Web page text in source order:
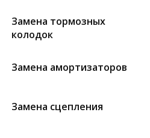
Замена тормозных
колодок
Замена амортизаторов
Замена сцепления